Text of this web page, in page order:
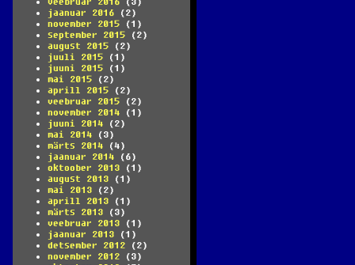
jaanuar 2016 (2)
november 2015 (1)
september 2015 (2)
august 2015 (2)
juuli 2015 (1)
juuni 2015 (1)
mai 2015 (2)
aprill 2015 (2)
veebruar 2015 (2)
november 2014 (1)
juuni 2014 (2)
mai 2014 (3)
märts 2014 (4)
jaanuar 2014 (6)
oktoober 2013 (1)
august 2013 (1)
mai 2013 (2)
aprill 2013 (1)
märts 2013 (3)
veebruar 2013 (1)
jaanuar 2013 (1)
detsember 2012 (2)
november 2012 (3)